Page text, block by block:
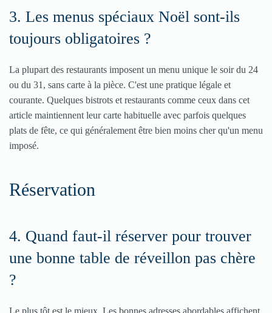
3. Les menus spéciaux Noël sont-ils
toujours obligatoires ?
La plupart des restaurants imposent un menu unique le soir du 24
ou du 31, sans carte à la pièce. C'est une pratique légale et
courante. Quelques bistrots et restaurants comme ceux dans cet
article maintiennent leur carte habituelle avec parfois quelques
plats de fête, ce qui généralement être bien moins cher qu'un menu
imposé.
Réservation
4. Quand faut-il réserver pour trouver
une bonne table de réveillon pas chère
?
Le plus tôt est le mieux. Les bonnes adresses abordables affichent